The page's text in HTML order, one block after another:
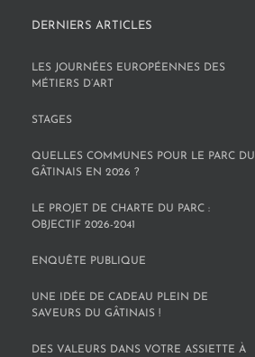
DERNIERS ARTICLES
LES JOURNÉES EUROPÉENNES DES
MÉTIERS D’ART
STAGES
QUELLES COMMUNES POUR LE PARC DU
GÂTINAIS EN 2026 ?
LE PROJET DE CHARTE DU PARC :
OBJECTIF 2026-2041
ENQUÊTE PUBLIQUE
UNE IDÉE DE CADEAU PLEIN DE
SAVEURS DU GÂTINAIS !
DES VALEURS DANS VOTRE ASSIETTE À